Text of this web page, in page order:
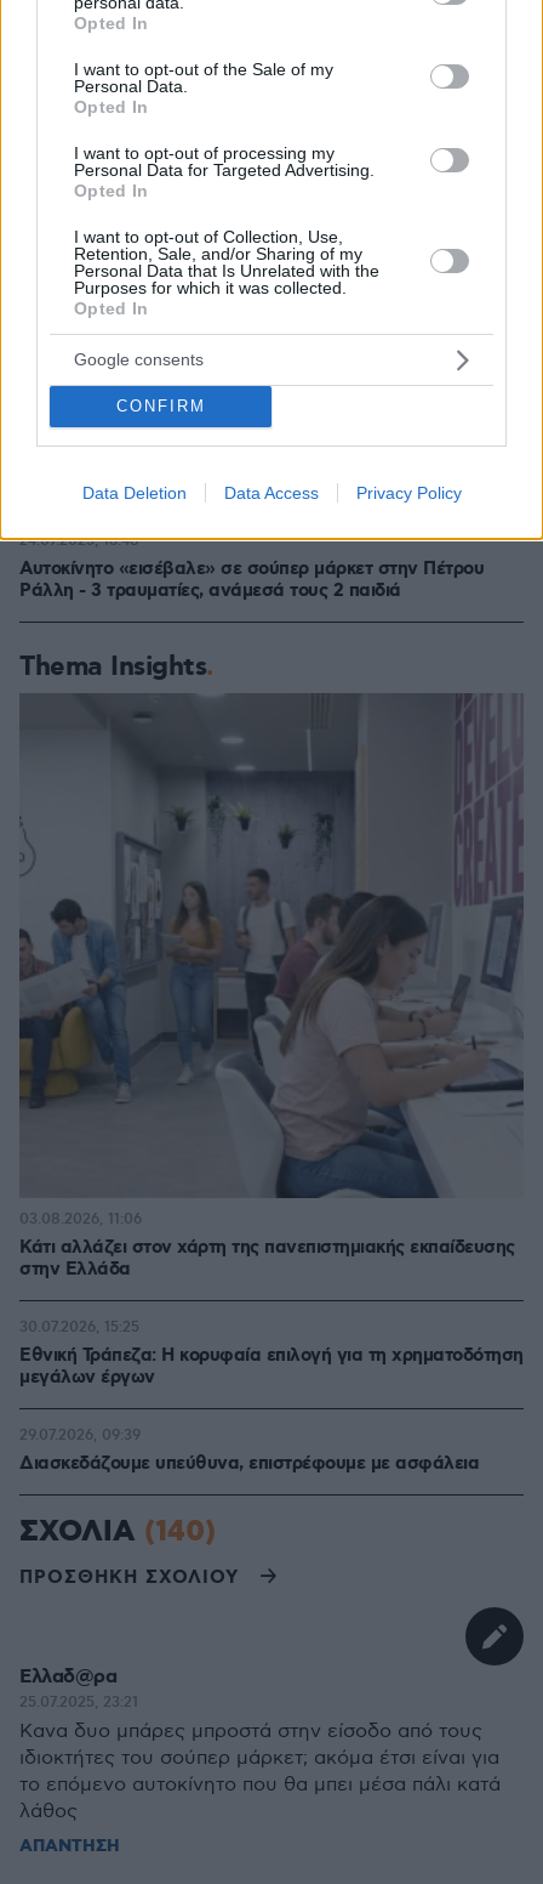
grant or deny consent to Google and its third-party tags to
use your data for below specified purposes in below Google
consent section.
Opted In
I want to opt-out of the Sale of my
Personal Data.
Opted In
I want to opt-out of processing my
Personal Data for Targeted Advertising.
Opted In
I want to opt-out of Collection, Use,
Retention, Sale, and/or Sharing of my
Personal Data that Is Unrelated with the
Purposes for which it was collected.
Opted In
Google consents
CONFIRM
Data Deletion Data Access Privacy Policy
Αυτοκίνητο «εισέβαλε» σε σούπερ μάρκετ στην Πέτρου
Ράλλη - 3 τραυματίες, ανάμεσά τους 2 παιδιά
24.07.2025, 16:48
Thema Insights
Κάτι αλλάζει στον χάρτη της πανεπιστημιακής εκπαίδευσης
στην Ελλάδα
03.08.2026, 11:06
Εθνική Τράπεζα: Η κορυφαία επιλογή για τη χρηματοδότηση
μεγάλων έργων
30.07.2026, 15:25
Διασκεδάζουμε υπεύθυνα, επιστρέφουμε με ασφάλεια
29.07.2026, 09:39
ΣΧΟΛΙΑ (140)
ΠΡΟΣΘΗΚΗ ΣΧΟΛΙΟΥ
Ελλαδ@ρα
25.07.2025, 23:21
Κανα δυο μπάρες μπροστά στην είσοδο από τους
ιδιοκτήτες του σούπερ μάρκετ; ακόμα έτσι είναι για
το επόμενο αυτοκίνητο που θα μπει μέσα πάλι κατά
λάθος
ΑΠΑΝΤΗΣΗ